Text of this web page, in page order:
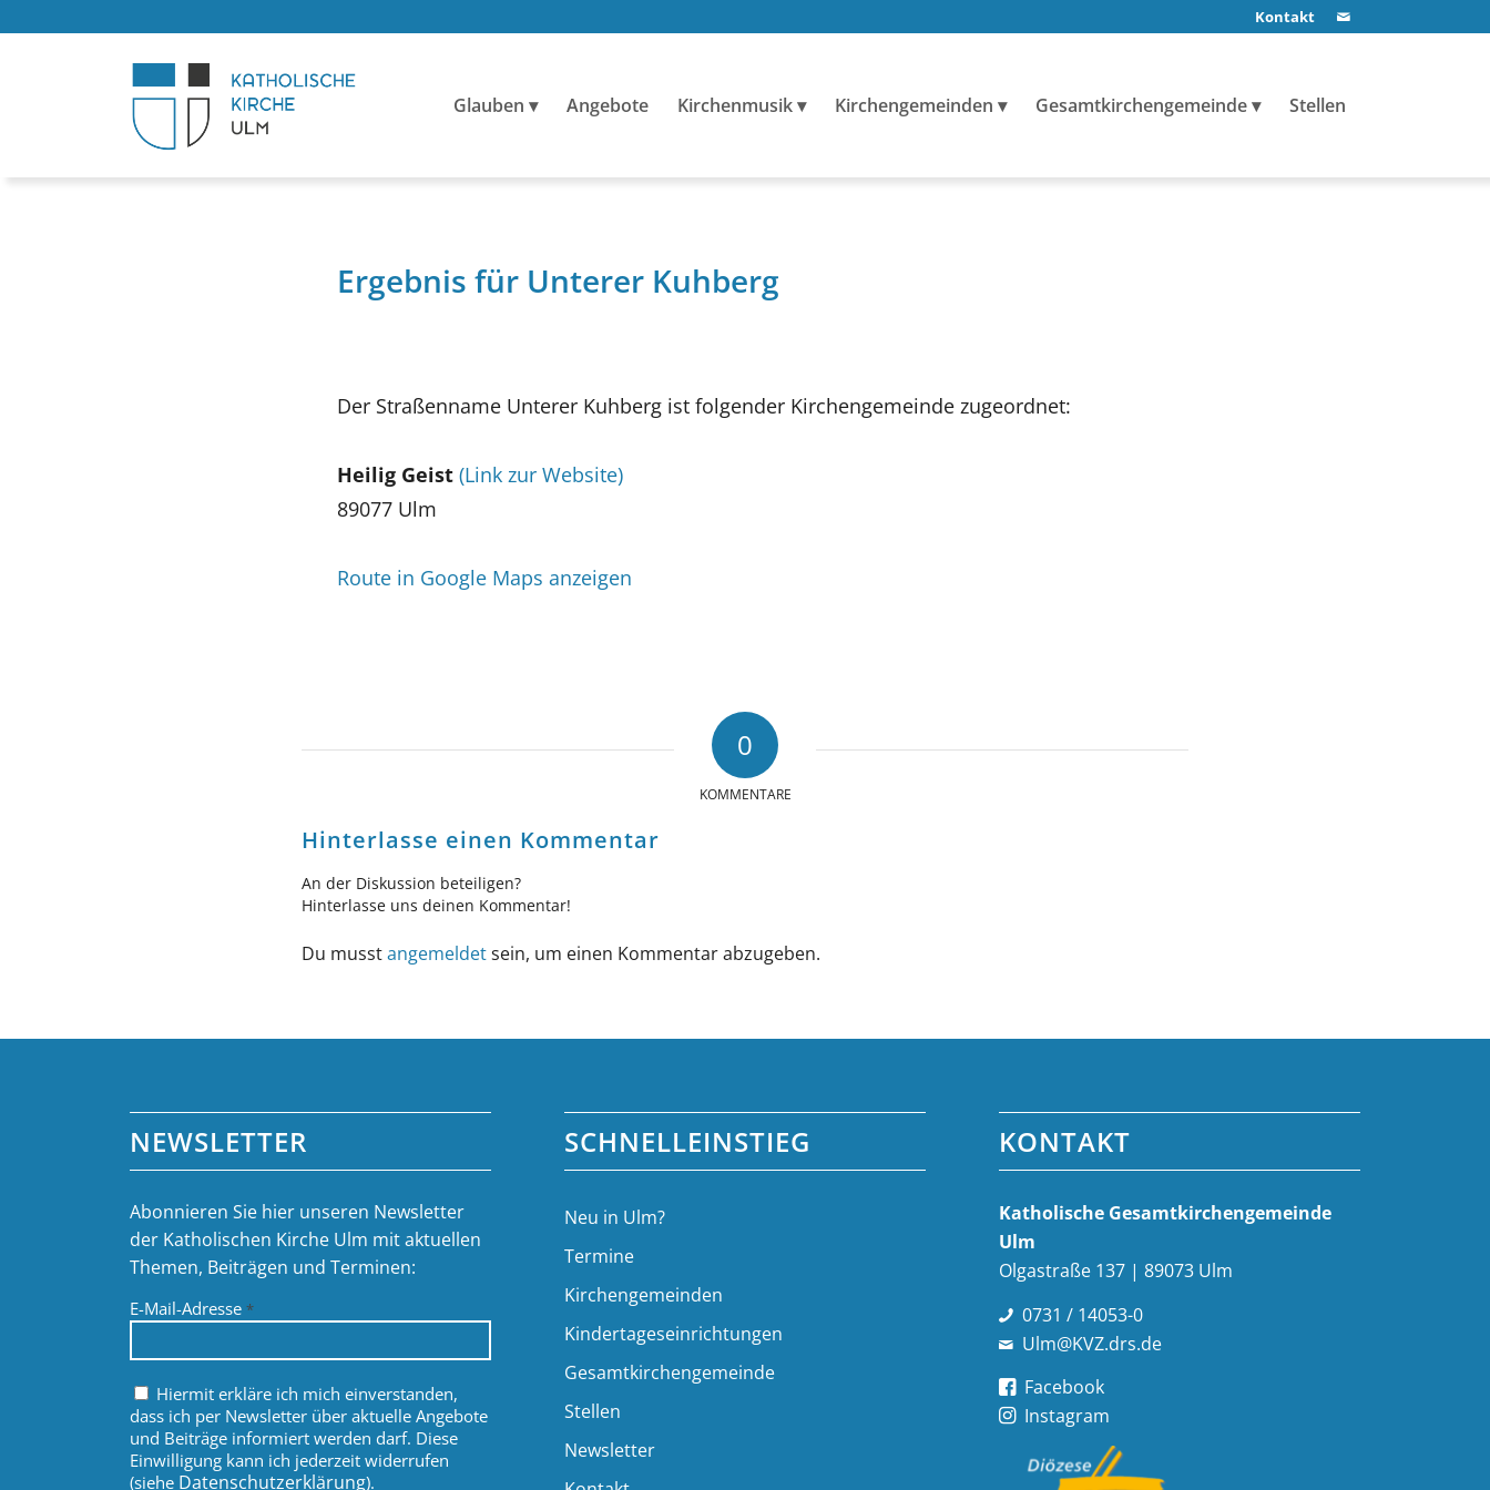
Kontakt
Glauben Angebote Kirchenmusik Kirchengemeinden Gesamtkirchengemeinde Stellen
Ergebnis für Unterer Kuhberg
Der Straßenname Unterer Kuhberg ist folgender Kirchengemeinde zugeordnet:
Heilig Geist (Link zur Website)
89077 Ulm
Route in Google Maps anzeigen
0
KOMMENTARE
Hinterlasse einen Kommentar
An der Diskussion beteiligen?
Hinterlasse uns deinen Kommentar!
Du musstangemeldetsein, um einen Kommentar abzugeben.
NEWSLETTER
Abonnieren Sie hier unseren Newsletter
der Katholischen Kirche Ulm mit aktuellen
Themen, Beiträgen und Terminen:
E-Mail-Adresse*
Hiermit erkläre ich mich einverstanden,
dass ich per Newsletter über aktuelle Angebote
und Beiträge informiert werden darf. Diese
Einwilligung kann ich jederzeit widerrufen
(siehe Datenschutzerklärung).
SCHNELLEINSTIEG
Neu in Ulm?
Termine
Kirchengemeinden
Kindertageseinrichtungen
Gesamtkirchengemeinde
Stellen
Newsletter
KONTAKT
Katholische Gesamt­kirchen­gemeinde
Ulm
Olgastraße 137 | 89073 Ulm
0731 / 14053-0
Ulm@KVZ.drs.de
Facebook
Instagram